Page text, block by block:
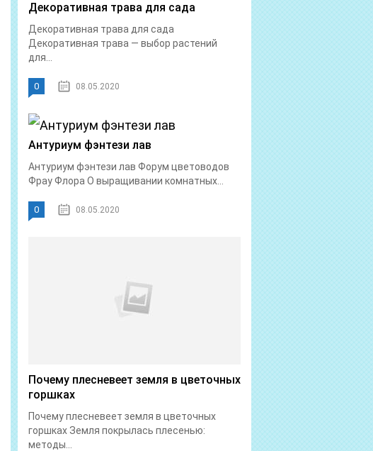
Декоративная трава для сада
Декоративная трава для сада
Декоративная трава — выбор растений
для...
0 08.05.2020
Антуриум фэнтези лав
Антуриум фэнтези лав Форум цветоводов
Фрау Флора О выращивании комнатных...
0 08.05.2020
Почему плесневеет земля в цветочных
горшках
Почему плесневеет земля в цветочных
горшках Земля покрылась плесенью:
методы...